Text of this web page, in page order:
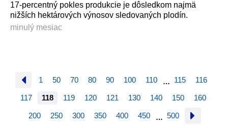
17-percentný pokles produkcie je dôsledkom najmä
nižších hektárových výnosov sledovaných plodín.
minulý mesiac
1 50 70 80 90 100 110 … 115 116
117 118 119 120 121 130 140 150 160
200 250 300 350 400 450 … 500